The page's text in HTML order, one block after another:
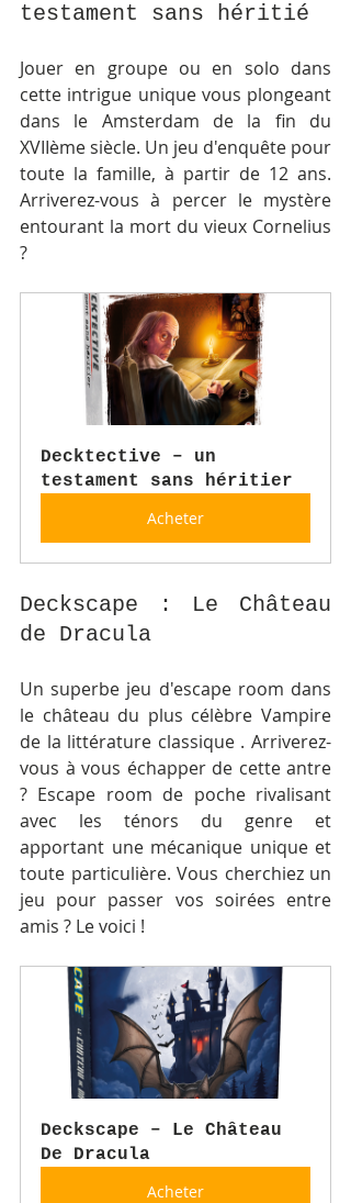
testament sans héritié
Jouer en groupe ou en solo dans
cette intrigue unique vous plongeant
dans le Amsterdam de la fin du
XVIIème siècle. Un jeu d'enquête pour
toute la famille, à partir de 12 ans.
Arriverez-vous à percer le mystère
entourant la mort du vieux Cornelius
?
Decktective – un
testament sans héritier
Acheter
Deckscape : Le Château
de Dracula
Un superbe jeu d'escape room dans
le château du plus célèbre Vampire
de la littérature classique . Arriverez-
vous à vous échapper de cette antre
? Escape room de poche rivalisant
avec les ténors du genre et
apportant une mécanique unique et
toute particulière. Vous cherchiez un
jeu pour passer vos soirées entre
amis ? Le voici !
Deckscape – Le Château
De Dracula
Acheter